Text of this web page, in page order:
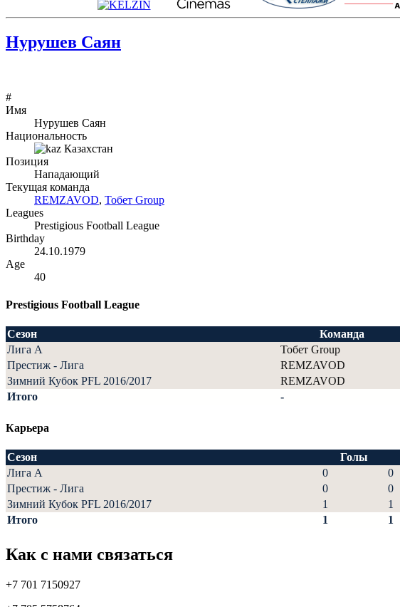
Нурушев Саян
#
Имя
Нурушев Саян
Национальность
Казахстан
Позиция
Нападающий
Текущая команда
REMZAVOD, Тобет Group
Leagues
Prestigious Football League
Birthday
24.10.1979
Age
40
Prestigious Football League
Сезон Команда
Лига А
Тобет Group
Престиж - Лига
REMZAVOD
Зимний Кубок PFL 2016/2017
REMZAVOD
Итого
-
Карьера
Сезон Голы
Лига А
0 0
Престиж - Лига
0 0
Зимний Кубок PFL 2016/2017
1 1
Итого
1 1
Как с нами связаться
+7 701 7150927